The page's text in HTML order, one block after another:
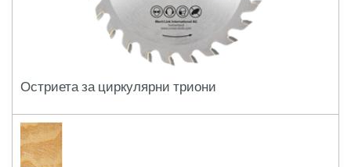
Остриета за циркулярни триони